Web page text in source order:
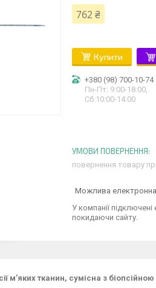
762 ₴
Купити
+380 (98) 700-10-74
Пн-Пт: 9:00-18:00,
Сб:10:00-14:00
повернення товару
У компанії
покидаючи сайту.
м’яких тканин, сумісна з